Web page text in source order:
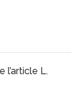
l’article L.